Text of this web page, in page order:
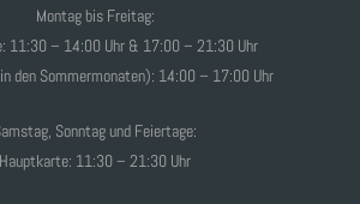
Montag bis Freitag:
11:30 – 14:00 Uhr & 17:00 – 21:30 Uhr
den Sommermonaten): 14:00 – 17:00 Uhr
Sonntag und Feiertage:
Hauptkarte: 11:30 – 21:30 Uhr